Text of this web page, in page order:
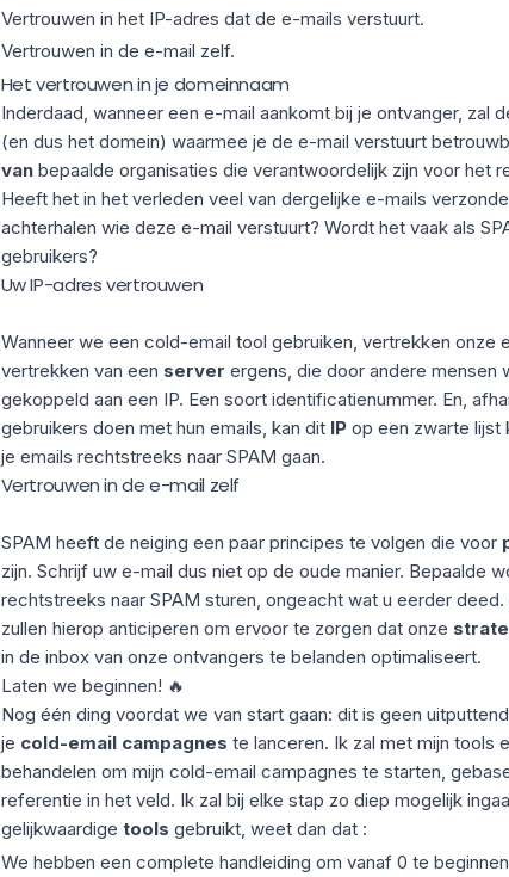
Vertrouwen in het IP-adres dat de e-mails verstuurt.
Vertrouwen in de e-mail zelf.
Het vertrouwen in je domeinnaam
Inderdaad, wanneer een e-mail aankomt bij je ontvanger, zal
(en dus het domein) waarmee je de e-mail verstuurt
vanbepaalde organisaties die verantwoordelijk zijn voor het
Heeft het in het verleden veel van dergelijke e-mails
achterhalen wie deze e-mail verstuurt? Wordt het vaak als
gebruikers?
Uw IP-adres vertrouwen
Wanneer we een cold-email tool gebruiken, vertrekken onze
vertrekken van een server ergens, die door andere mensen
gekoppeld aan een IP. Een soort identificatienummer. En,
gebruikers doen met hun emails, kan dit IPop een zwarte lijst
je emails rechtstreeks naar SPAM gaan.
Vertrouwen in de e-mail zelf
SPAM heeft de neiging een paar principes te volgen die voor
zijn. Schrijf uw e-mail dus niet op de oude manier. Bepaalde
rechtstreeks naar SPAM sturen, ongeacht wat u eerder
zullen hierop anticiperen om ervoor te zorgen dat onze
in de inbox van onze ontvangers te belanden optimaliseert.
Laten we beginnen! 🔥
Nog één ding voordat we van start gaan: dit is geen
je cold-email campagnes te lanceren. Ik zal met mijn tools
behandelen om mijn cold-email campagnes te starten,
referentie in het veld. Ik zal bij elke stap zo diep mogelijk
gelijkwaardige tools gebruikt, weet dan dat :
We hebben een complete handleiding om vanaf 0 te